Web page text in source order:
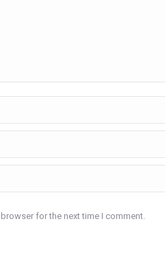
for the next time I comment.